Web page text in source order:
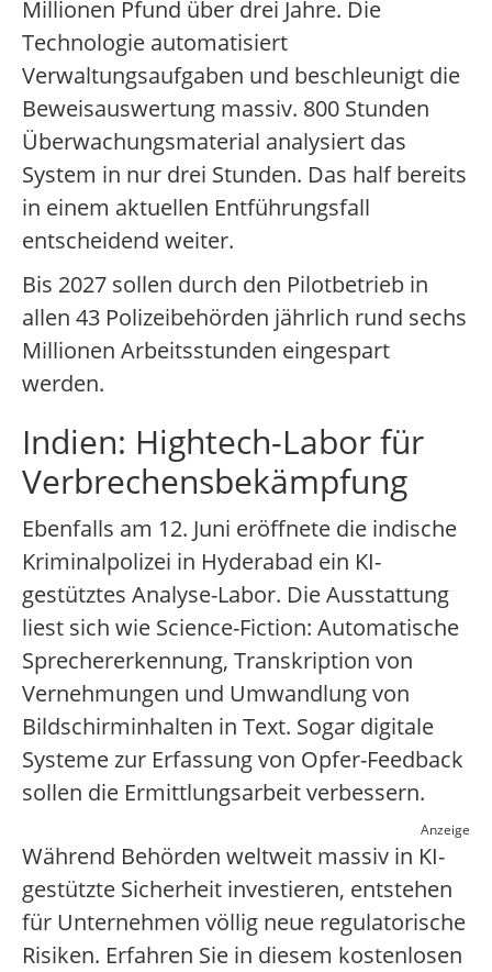
Millionen Pfund über drei Jahre. Die
Technologie automatisiert
Verwaltungsaufgaben und beschleunigt die
Beweisauswertung massiv. 800 Stunden
Überwachungsmaterial analysiert das
System in nur drei Stunden. Das half bereits
in einem aktuellen Entführungsfall
entscheidend weiter.
Bis 2027 sollen durch den Pilotbetrieb in
allen 43 Polizeibehörden jährlich rund sechs
Millionen Arbeitsstunden eingespart
werden.
Indien: Hightech-Labor für
Verbrechensbekämpfung
Ebenfalls am 12. Juni eröffnete die indische
Kriminalpolizei in Hyderabad ein KI-
gestütztes Analyse-Labor. Die Ausstattung
liest sich wie Science-Fiction: Automatische
Sprechererkennung, Transkription von
Vernehmungen und Umwandlung von
Bildschirminhalten in Text. Sogar digitale
Systeme zur Erfassung von Opfer-Feedback
sollen die Ermittlungsarbeit verbessern.
Anzeige
Während Behörden weltweit massiv in KI-
gestützte Sicherheit investieren, entstehen
für Unternehmen völlig neue regulatorische
Risiken. Erfahren Sie in diesem kostenlosen